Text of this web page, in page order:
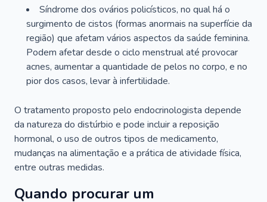
Síndrome dos ovários policísticos, no qual há o
surgimento de cistos (formas anormais na superfície da
região) que afetam vários aspectos da saúde feminina.
Podem afetar desde o ciclo menstrual até provocar
acnes, aumentar a quantidade de pelos no corpo, e no
pior dos casos, levar à infertilidade.
O tratamento proposto pelo endocrinologista depende
da natureza do distúrbio e pode incluir a reposição
hormonal, o uso de outros tipos de medicamento,
mudanças na alimentação e a prática de atividade física,
entre outras medidas.
Quando procurar um